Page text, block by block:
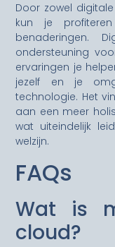
Door zowel
kun je
benaderingen.
ondersteuning
ervaringen je
jezelf en je
technologie. Het
aan een meer
wat uiteindelijk
welzijn.
FAQs
Wat is
cloud?